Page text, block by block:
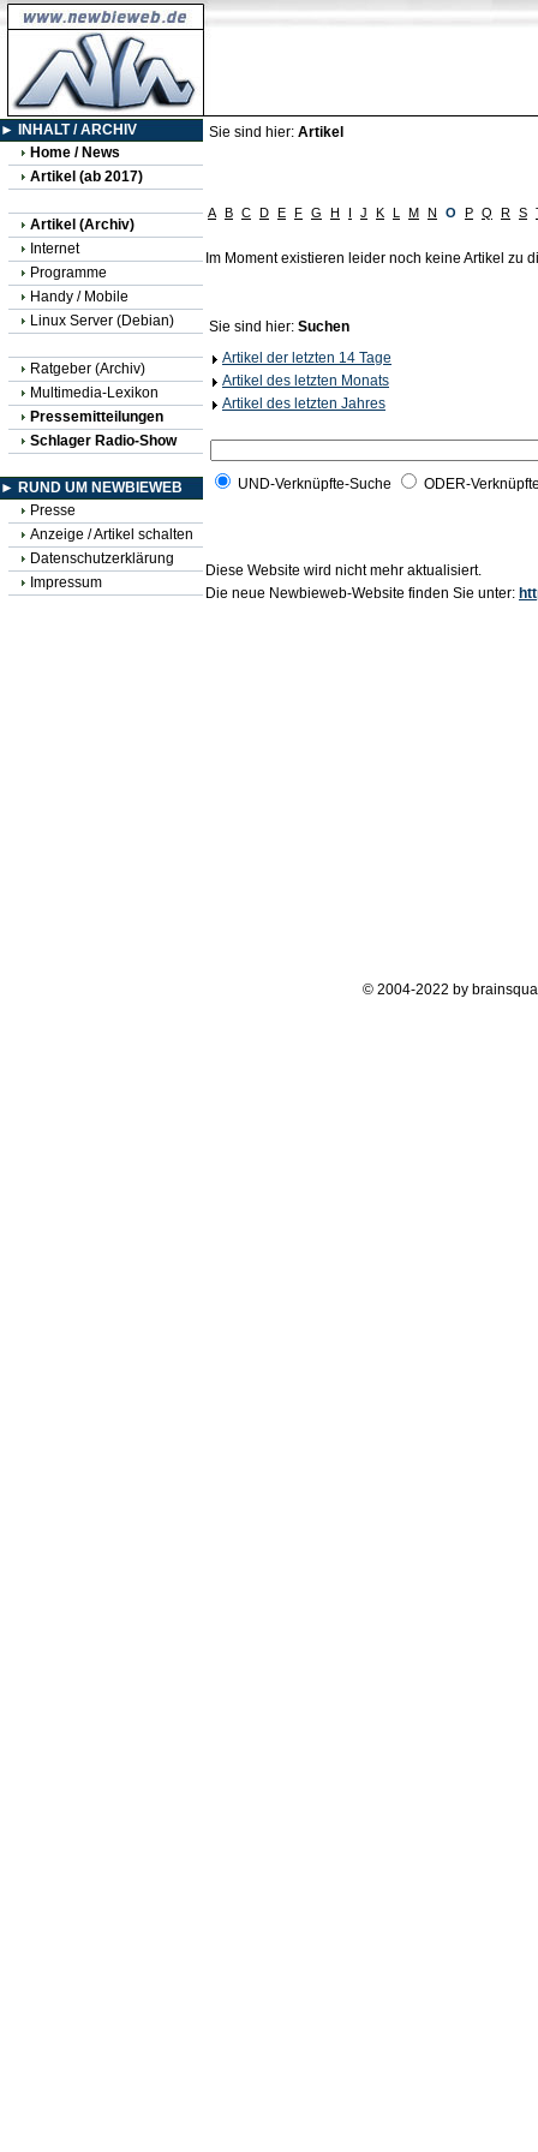
► INHALT / ARCHIV
Home / News
Artikel (ab 2017)
Artikel (Archiv)
Internet
Programme
Handy / Mobile
Linux Server (Debian)
Ratgeber (Archiv)
Multimedia-Lexikon
Pressemitteilungen
Schlager Radio-Show
► RUND UM NEWBIEWEB
Presse
Anzeige / Artikel schalten
Datenschutzerklärung
Impressum
Sie sind hier: Artikel
A B C D E F G H I J K L M N O P Q R S
Im Moment existieren leider noch keine Artikel zu
Sie sind hier: Suchen
Artikel der letzten 14 Tage
Artikel des letzten Monats
Artikel des letzten Jahres
UND-Verknüpfte-Suche ODER-
Diese Website wird nicht mehr aktualisiert.
Die neue Newbieweb-Website finden Sie unter:
© 2004-2022 by